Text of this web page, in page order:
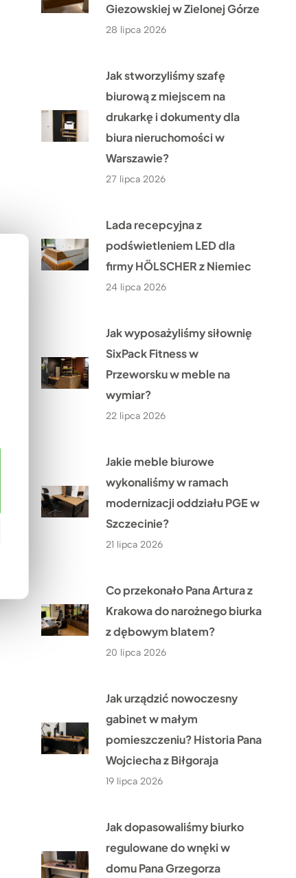
Giezowskiej w Zielonej Górze
28 lipca 2026
Jak stworzyliśmy szafę
biurową z miejscem na
drukarkę i dokumenty dla
biura nieruchomości w
Warszawie?
27 lipca 2026
Lada recepcyjna z
podświetleniem LED dla
firmy HÖLSCHER z Niemiec
24 lipca 2026
Jak wyposażyliśmy siłownię
SixPack Fitness w
Przeworsku w meble na
wymiar?
22 lipca 2026
Jakie meble biurowe
wykonaliśmy w ramach
modernizacji oddziału PGE w
Szczecinie?
21 lipca 2026
Co przekonało Pana Artura z
Krakowa do narożnego biurka
z dębowym blatem?
20 lipca 2026
Jak urządzić nowoczesny
gabinet w małym
pomieszczeniu? Historia Pana
Wojciecha z Biłgoraja
19 lipca 2026
Jak dopasowaliśmy biurko
regulowane do wnęki w
domu Pana Grzegorza